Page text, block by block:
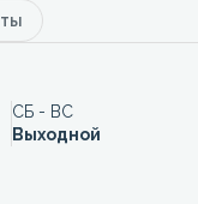
СБ - ВС
Выходной